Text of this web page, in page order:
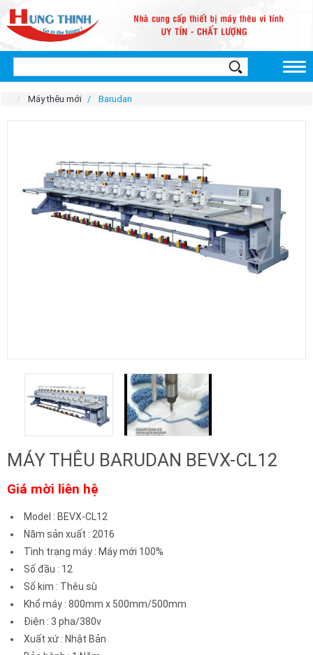
Máy thêu mới Barudan
MÁY THÊU BARUDAN BEVX-CL12
Giá mời liên hệ
Model : BEVX-CL12
Năm sản xuất : 2016
Tình trạng máy : Máy mới 100%
Số đầu : 12
Số kim : Thêu sù
Khổ máy : 800mm x 500mm/500mm
Điện : 3 pha/380v
Xuất xứ : Nhật Bản